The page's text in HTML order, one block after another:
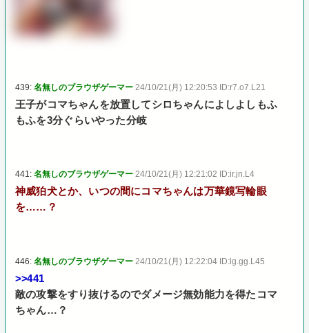
439:名無しのブラウザゲーマー 24/10/21(月) 12:20:53 ID:r7.o7.L21
王子がコマちゃんを放置してシロちゃんによしよしもふ
もふを3分ぐらいやった分岐
441:名無しのブラウザゲーマー 24/10/21(月) 12:21:02 ID:ir.jn.L4
神威狛犬とか、いつの間にコマちゃんは万華鏡写輪眼
を……？
446:名無しのブラウザゲーマー 24/10/21(月) 12:22:04 ID:lg.gg.L45
>>441
敵の攻撃をすり抜けるのでダメージ無効能力を得たコマ
ちゃん…？